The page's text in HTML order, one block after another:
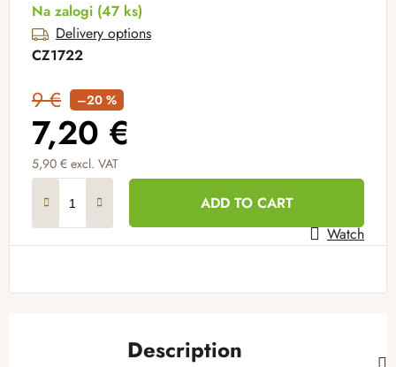
Na zalogi (47 ks)
Delivery options
CZ1722
9 € –20 %
7,20 €
5,90 € excl. VAT
ADD TO CART
Watch
Description